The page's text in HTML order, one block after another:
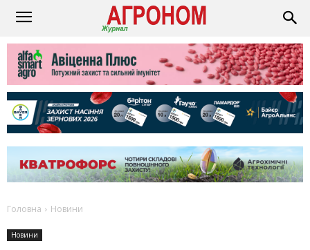
Головна Новини
Новини